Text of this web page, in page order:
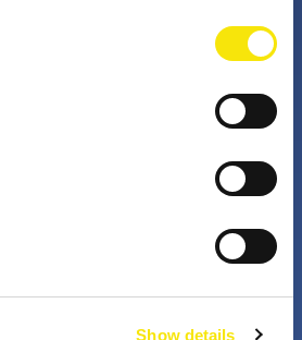
Show details
a te, i nostri professionisti
lo status quo. Perché è questo
i problemi. Il mondo di